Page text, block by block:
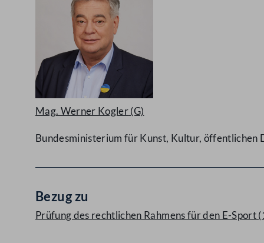
Mag. Werner Kogler(G)
Bundesministerium für Kunst, Kultur, öffentlichen
Bezug zu
Prüfung des rechtlichen Rahmens für den E-Sport